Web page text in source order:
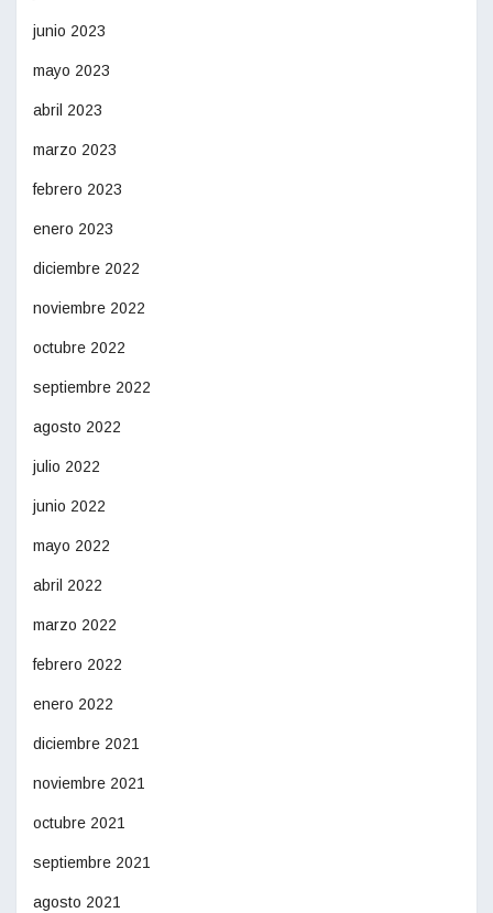
junio 2023
mayo 2023
abril 2023
marzo 2023
febrero 2023
enero 2023
diciembre 2022
noviembre 2022
octubre 2022
septiembre 2022
agosto 2022
julio 2022
junio 2022
mayo 2022
abril 2022
marzo 2022
febrero 2022
enero 2022
diciembre 2021
noviembre 2021
octubre 2021
septiembre 2021
agosto 2021